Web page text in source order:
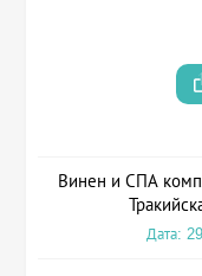
Винен и СПА
Дата: